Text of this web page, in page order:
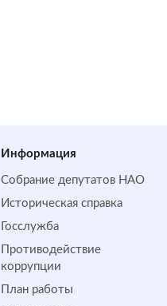
Информация
Собрание депутатов НАО
Историческая справка
Госслужба
Противодействие
коррупции
План работы